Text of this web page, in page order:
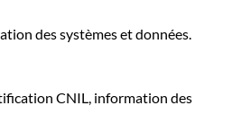
des systèmes et données.
CNIL, information des